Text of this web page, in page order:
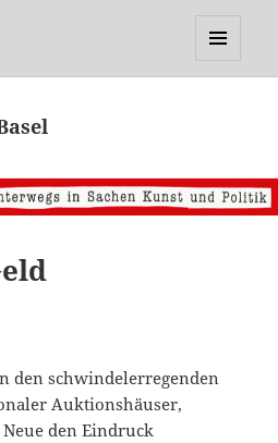
den schwindelerregenden
Auktionshäuser,
den Eindruck